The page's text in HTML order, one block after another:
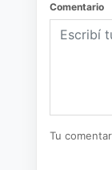
Comentario
Tu